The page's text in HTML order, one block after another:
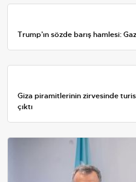
Trump’ın sözde barış hamlesi:
Giza piramitlerinin zirvesinde
çıktı